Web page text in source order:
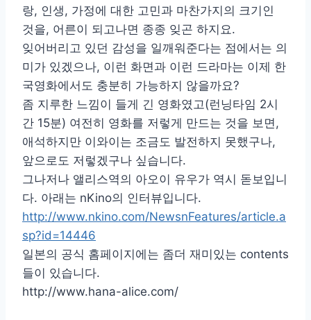
랑, 인생, 가정에 대한 고민과 마찬가지의 크기인
것을, 어른이 되고나면 종종 잊곤 하지요.
잊어버리고 있던 감성을 일깨워준다는 점에서는 의
미가 있겠으나, 이런 화면과 이런 드라마는 이제 한
국영화에서도 충분히 가능하지 않을까요?
좀 지루한 느낌이 들게 긴 영화였고(런닝타임 2시
간 15분) 여전히 영화를 저렇게 만드는 것을 보면,
애석하지만 이와이는 조금도 발전하지 못했구나,
앞으로도 저렇겠구나 싶습니다.
그나저나 앨리스역의 아오이 유우가 역시 돋보입니
다. 아래는 nKino의 인터뷰입니다.
http://www.nkino.com/NewsnFeatures/article.a
sp?id=14446
일본의 공식 홈페이지에는 좀더 재미있는 contents
들이 있습니다.
http://www.hana-alice.com/